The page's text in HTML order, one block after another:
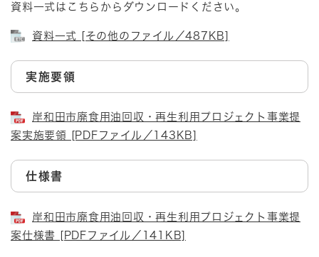
資料一式はこちらからダウンロードください。
資料一式 [その他のファイル／487KB]
実施要領
岸和田市廃食用油回収・再生利用プロジェクト事業提
案実施要領 [PDFファイル／143KB]
仕様書
岸和田市廃食用油回収・再生利用プロジェクト事業提
案仕様書 [PDFファイル／141KB]